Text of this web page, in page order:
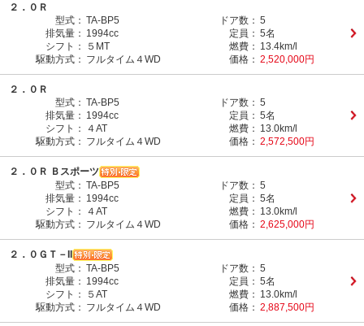
２．０Ｒ
型式： TA-BP5 ドア数： 5
排気量： 1994cc 定員： 5名
シフト：
５MT 燃費： 13.4km/l
駆動方式： フルタイム４WD 価格： 2,520,000円
２．０Ｒ
型式： TA-BP5 ドア数： 5
排気量： 1994cc 定員： 5名
シフト：
４AT 燃費： 13.0km/l
駆動方式： フルタイム４WD 価格： 2,572,500円
２．０Ｒ Ｂスポーツ
型式： TA-BP5 ドア数： 5
排気量： 1994cc 定員： 5名
シフト：
４AT 燃費： 13.0km/l
駆動方式： フルタイム４WD 価格： 2,625,000円
２．０ＧＴ－II
型式： TA-BP5 ドア数： 5
排気量： 1994cc 定員： 5名
シフト：
５AT 燃費： 13.0km/l
駆動方式： フルタイム４WD 価格： 2,887,500円